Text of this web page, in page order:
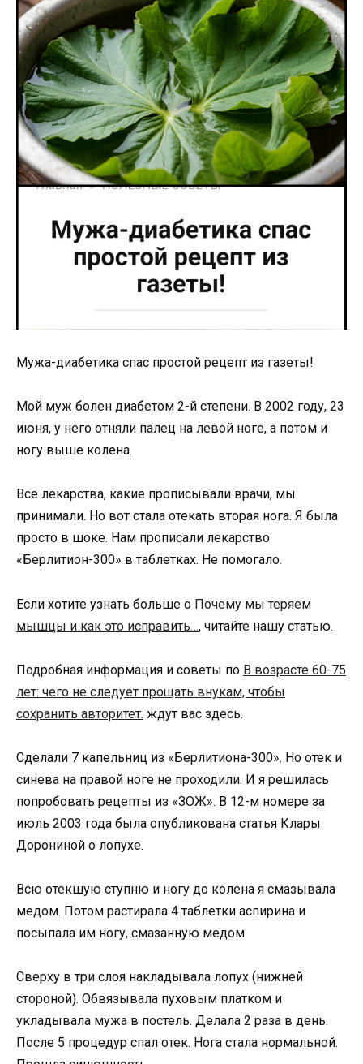
Мужа-диабетика спас простой рецепт из газеты!
Мой муж болен диабетом 2-й степени. В 2002 году, 23
июня, у него отняли палец на левой ноге, а потом и
ногу выше колена.
Все лекарства, какие прописывали врачи, мы
принимали. Но вот стала отекать вторая нога. Я была
просто в шоке. Нам прописали лекарство
«Берлитион-300» в таблетках. Не помогало.
Если хотите узнать больше о Почему мы теряем
мышцы и как это исправить…, читайте нашу статью.
Подробная информация и советы по В возрасте 60-75
лет: чего не следует прощать внукам, чтобы
сохранить авторитет. ждут вас здесь.
Сделали 7 капельниц из «Берлитиона-300». Но отек и
синева на правой ноге не проходили. И я решилась
попробовать рецепты из «ЗОЖ». В 12-м номере за
июль 2003 года была опубликована статья Клары
Дорониной о лопухе.
Всю отекшую ступню и ногу до колена я смазывала
медом. Потом растирала 4 таблетки аспирина и
посыпала им ногу, смазанную медом.
Сверху в три слоя накладывала лопух (нижней
стороной). Обвязывала пуховым платком и
укладывала мужа в постель. Делала 2 раза в день.
После 5 процедур спал отек. Нога стала нормальной.